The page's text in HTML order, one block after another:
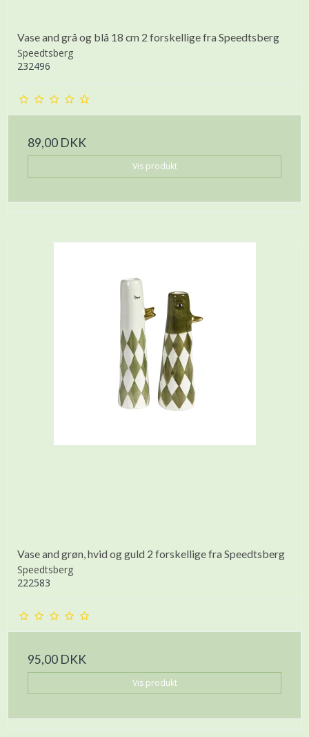
Vase and grå og blå 18 cm 2 forskellige fra Speedtsberg
Speedtsberg
232496
89,00 DKK
Vis produkt
Vase and grøn, hvid og guld 2 forskellige fra Speedtsberg
Speedtsberg
222583
95,00 DKK
Vis produkt